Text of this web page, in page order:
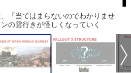
「当てはまらないのでわかりませ
の雲行きが怪しくなっていく